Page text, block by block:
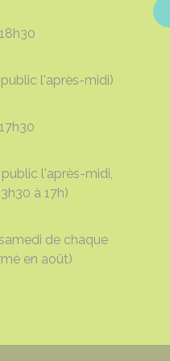
l'après-midi)
l'après-midi,
à 17h)
de chaque
en août)